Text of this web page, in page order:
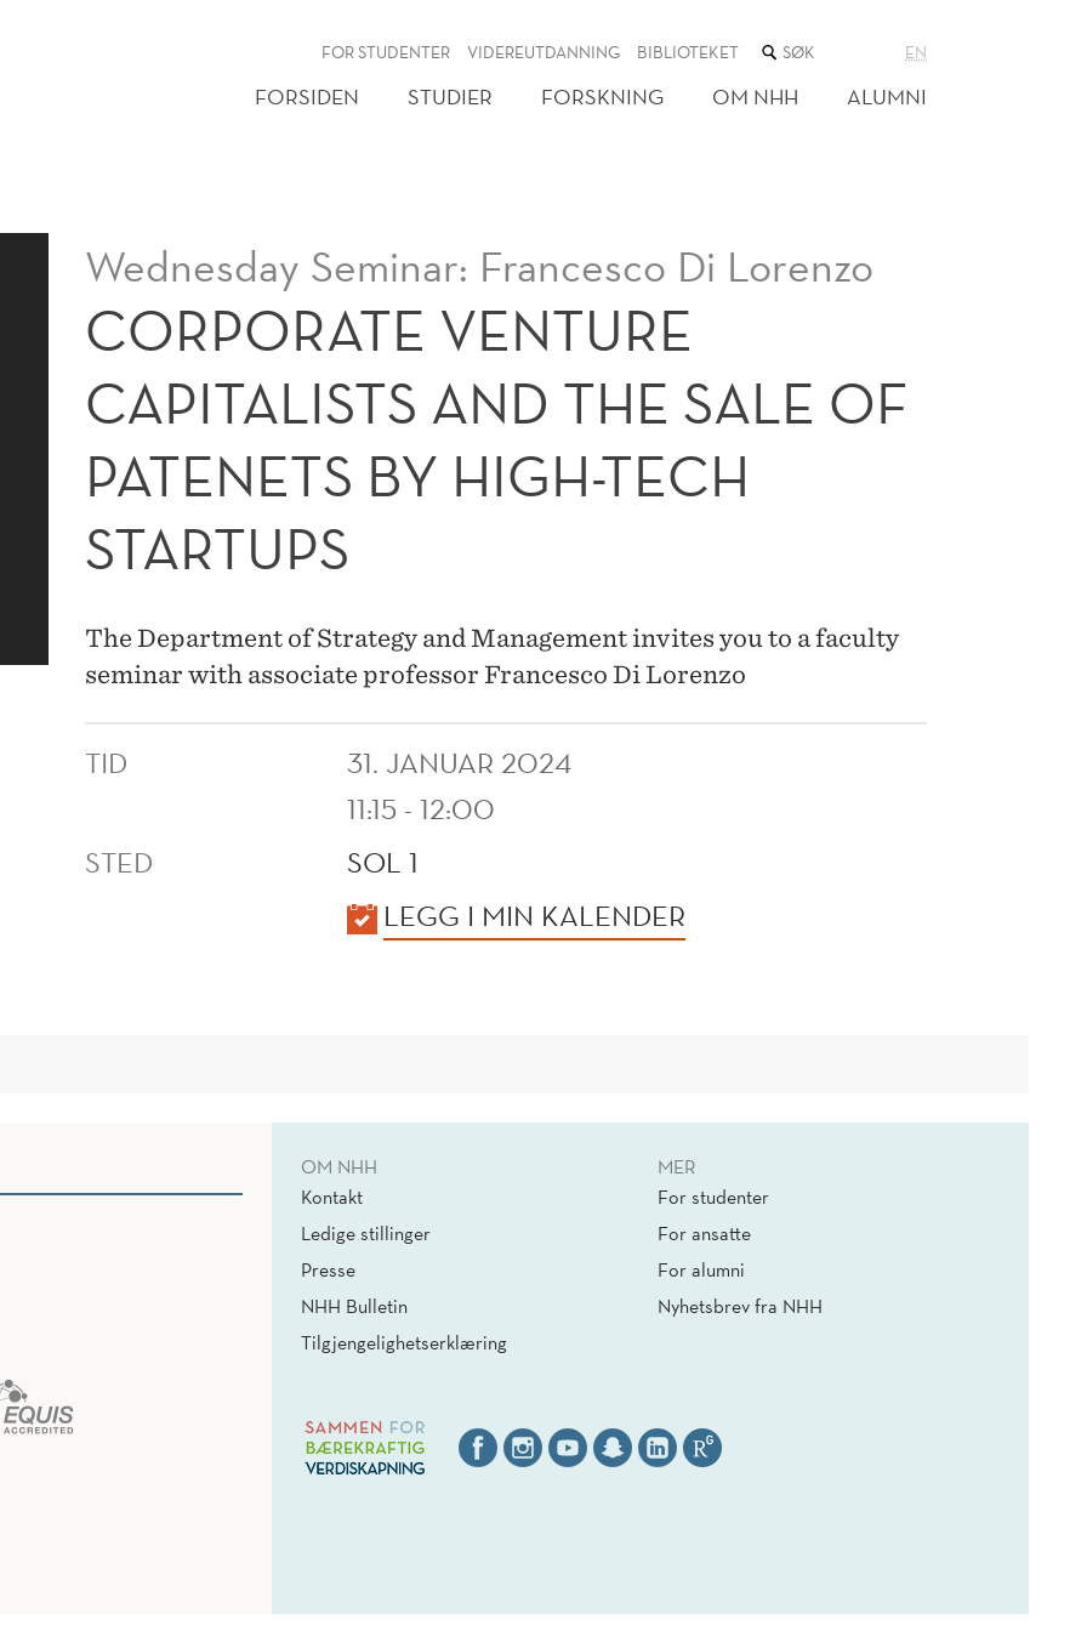
FOR STUDENTER VIDEREUTDANNING BIBLIOTEKET SØK
NETTSTEDET
EN
FORSIDEN STUDIER FORSKNING OM NHH ALUMNI
Wednesday Seminar: Francesco Di Lorenzo
CORPORATE VENTURE
CAPITALISTS AND THE SALE OF
PATENETS BY HIGH-TECH
STARTUPS
The Department of Strategy and Management invites you to a faculty
seminar with associate professor Francesco Di Lorenzo
TID
31. JANUAR 2024
11:15 - 12:00
STED
SOL 1
LEGG I MIN KALENDER
OM NHH
Kontakt
Ledige stillinger
Presse
NHH Bulletin
Tilgjengelighetserklæring
MER
For studenter
For ansatte
For alumni
Nyhetsbrev fra NHH